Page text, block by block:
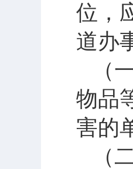
位，
道办
（
物品
害的
（